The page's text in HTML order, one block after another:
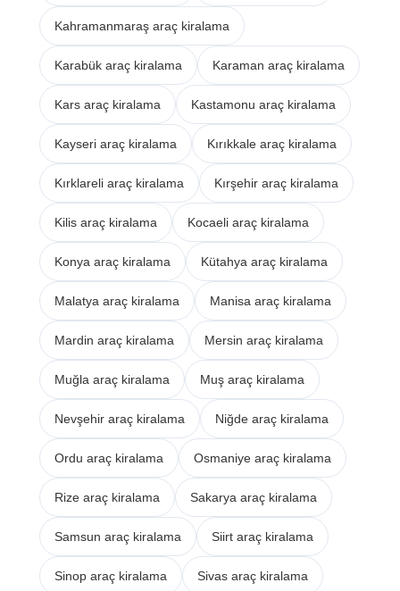
Kahramanmaraş araç kiralama
Karabük araç kiralama Karaman araç kiralama
Kars araç kiralama Kastamonu araç kiralama
Kayseri araç kiralama Kırıkkale araç kiralama
Kırklareli araç kiralama Kırşehir araç kiralama
Kilis araç kiralama Kocaeli araç kiralama
Konya araç kiralama Kütahya araç kiralama
Malatya araç kiralama Manisa araç kiralama
Mardin araç kiralama Mersin araç kiralama
Muğla araç kiralama Muş araç kiralama
Nevşehir araç kiralama Niğde araç kiralama
Ordu araç kiralama Osmaniye araç kiralama
Rize araç kiralama Sakarya araç kiralama
Samsun araç kiralama Siirt araç kiralama
Sinop araç kiralama Sivas araç kiralama